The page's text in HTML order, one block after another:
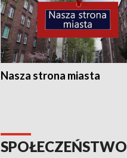
Nasza strona miasta
SPOŁECZEŃSTWO